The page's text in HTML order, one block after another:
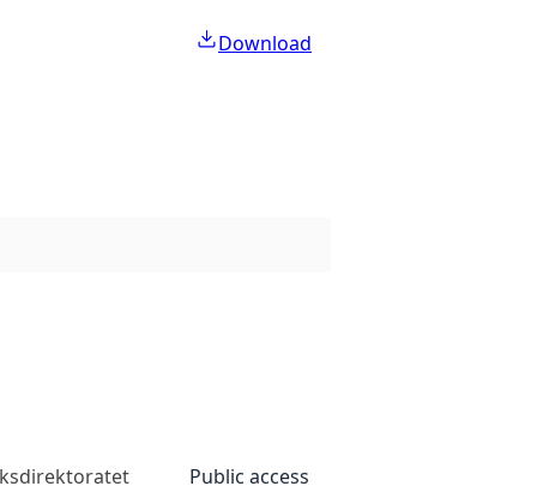
Download
Public access